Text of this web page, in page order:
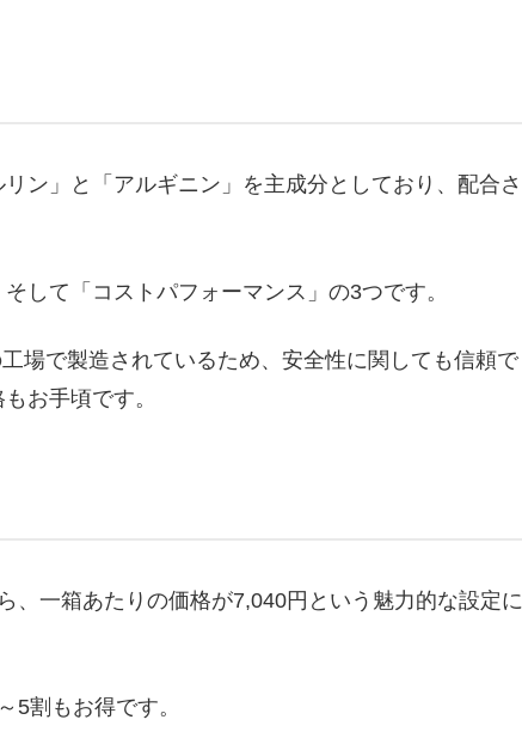
ン」と「アルギニン」を主成分としており、配合さ
して「コストパフォーマンス」の3つです。
場で製造されているため、安全性に関しても信頼で
お手頃です。
、一箱あたりの価格が7,040円という魅力的な設定に
5割もお得です。